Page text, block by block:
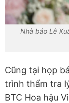
Nhà báo Lê
Cũng tại họp
trình thẩm tra
BTC Hoa hậu